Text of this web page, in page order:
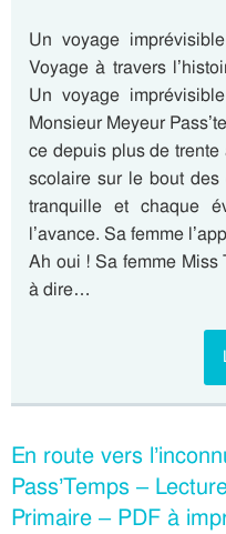
Un voyage
Voyage à travers
Un voyage
Monsieur Meyeur
ce depuis plus de
scolaire sur le bout
tranquille et chaque
l’avance. Sa femme
Ah oui ! Sa femme Miss
à dire…
En route vers
Pass’Temps –
Primaire – PDF à